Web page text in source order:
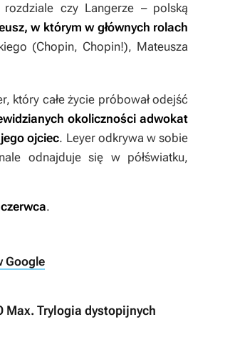
czy Langerze – polską
, w którym w głównych rolach
(Chopin, Chopin!), Mateusza
który całe życie próbował odejść
okoliczności adwokat
ojciec. Leyer odkrywa w sobie
odnajduje się w półświatku,
.
Google
Max. Trylogia dystopijnych